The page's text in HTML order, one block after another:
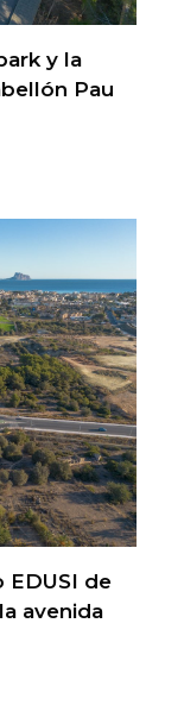
y la
Pau
EDUSI de
avenida